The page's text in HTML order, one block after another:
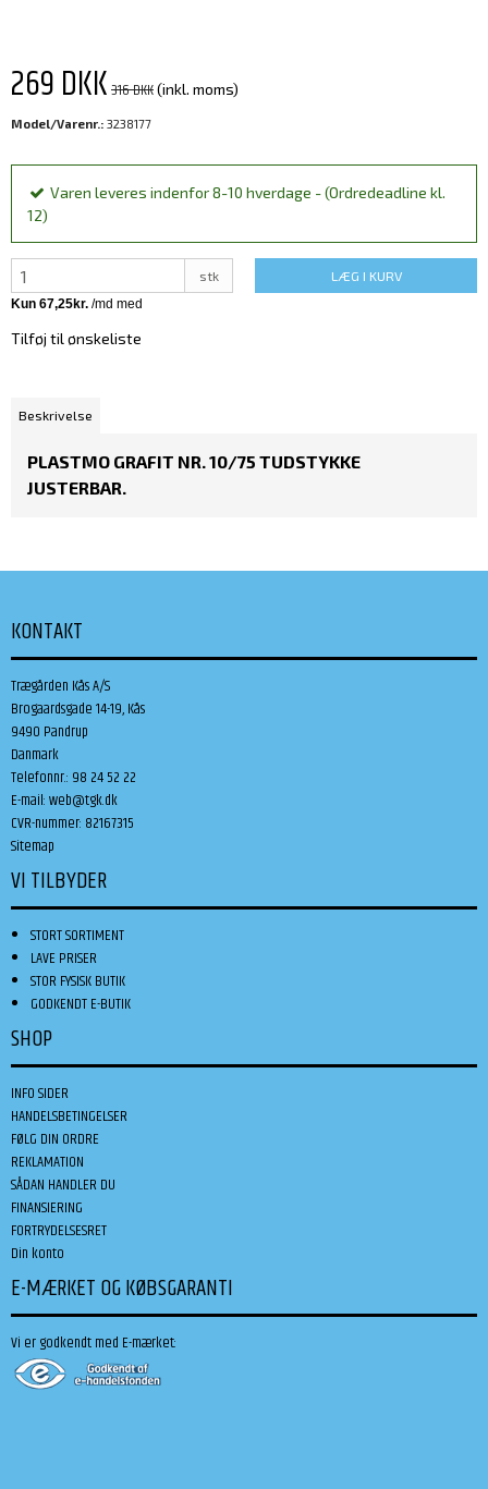
269 DKK316 DKK(inkl. moms)
Model/Varenr.: 3238177
Varen leveres indenfor 8-10 hverdage - (Ordredeadline kl.
12)
stk LÆG I KURV
Tilføj til ønskeliste
Beskrivelse
PLASTMO GRAFIT NR. 10/75 TUDSTYKKE
JUSTERBAR.
KONTAKT
Trægården Kås A/S
Brogaardsgade 14-19, Kås
9490 Pandrup
Danmark
Telefonnr.: 98 24 52 22
E-mail:web@tgk.dk
CVR-nummer: 82167315
Sitemap
VI TILBYDER
STORT SORTIMENT
LAVE PRISER
STOR FYSISK BUTIK
GODKENDT E-BUTIK
SHOP
INFO SIDER
HANDELSBETINGELSER
FØLG DIN ORDRE
REKLAMATION
SÅDAN HANDLER DU
FINANSIERING
FORTRYDELSESRET
Din konto
E-MÆRKET OG KØBSGARANTI
Vi er godkendt med E-mærket: